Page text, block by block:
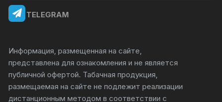
TELEGRAM
Информация, размещенная на сайте,
представлена для ознакомления и не является
публичной офертой. Табачная продукция,
размещаемая на сайте не подлежит реализации
дистанционным методом в соответствии с